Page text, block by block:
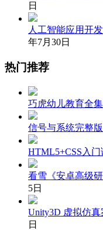
日
人工智能应用开
年7月30日
热门推荐
巧虎幼儿教育全
信号与系统完整版
HTML5+CSS入门
看雪《安卓高级
5日
Unity3D 虚拟仿
日